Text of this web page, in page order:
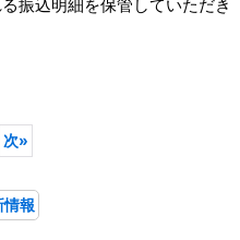
振込明細を保管していただき
次»
情報